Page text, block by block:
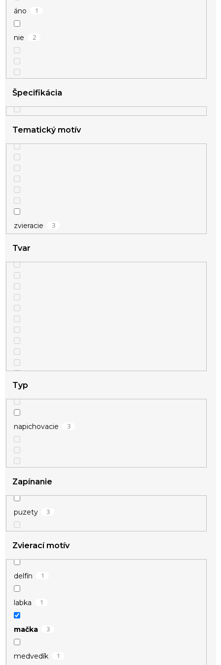
áno 1
nie 2
Špecifikácia
Tematický motív
zvieracie 3
Tvar
Typ
napichovacie 3
Zapínanie
puzety 3
Zvierací motív
delfín 1
labka 1
mačka 3
medvedík 1